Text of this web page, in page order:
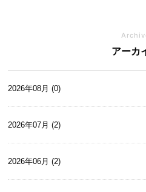
アーカ
2026年08月 (0)
2026年07月 (2)
2026年06月 (2)